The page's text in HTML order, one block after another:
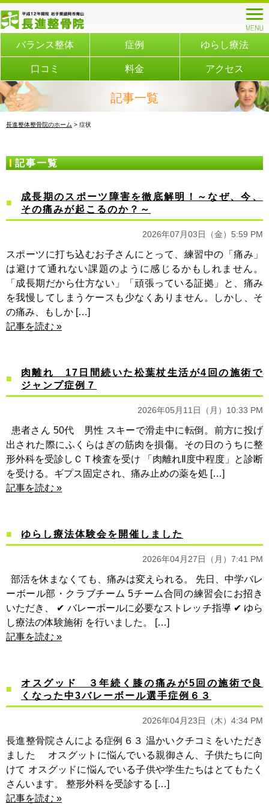
バランス整体 症例 ゆらし療法
口コミ 料金 アクセス
記事一覧
長進整体整骨院のホーム > 症状
記事一覧
成長期のスポーツ障害を徹底解明！～なぜ、今、
その痛みが起こるのか？～
2026年07月03日（金）5:59 PM
スポーツに打ち込むお子さんにとって、練習中の「痛み」
は避けて通れない課題のように感じるかもしれません。
「成長期だから仕方ない」「頑張っている証拠」と、痛み
を我慢してしまうケースも少なくありません。しかし、そ
の痛み、もしか […]
記事を読む »
肉離れ 17日間続いた松葉杖生活が4回の施術で
ジャンプ症例７
2026年05月11日（月）10:33 PM
患者さん 50代 男性 スキーで滑走中に転倒。前方に投げ
出された際にふくらはぎの筋肉を損傷。その日のうちに整
形外科を受診しＣＴ検査を受け 「肉離れⅡ度中程度」と診断
を受ける。ギプス固定され、痛み止めの薬を処 […]
記事を読む »
ゆらし療法体験会を開催しました
2026年04月27日（月）7:41 PM
部活を休まなくても、痛みは変えられる。 先日、中学バレ
ーボール部・クラブチーム 5チーム合同の練習会にお招き
いただき、 ✔︎ バレーボールに必要なストレッチ指導 ✔︎ ゆら
し療法の体験施術 を行いました。 […]
記事を読む »
オスグッド ３年続く膝の痛みが5回の施術で良
くなった中3バレーボール選手症例６３
2026年04月23日（木）4:34 PM
長進整骨院さんによる症例６３ 温かいクチコミをいただき
ました オスグットに悩んでいる親御さん、子供たちに向
けて オスグッドに悩んでいる子供や学生たちはとてもたく
さんいます。 整形外科を受診する […]
記事を読む »